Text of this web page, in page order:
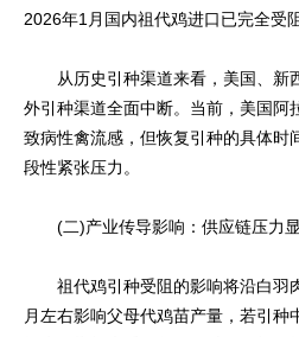
2026年1月国内祖代鸡进口已完全受阻
从历史引种渠道来看，美国、新
外引种渠道全面中断。当前，美国阿
致病性禽流感，但恢复引种的具体时
段性紧张压力。
(二)产业传导影响：供应链压力显
祖代鸡引种受阻的影响将沿白羽
月左右影响父母代鸡苗产量，若引